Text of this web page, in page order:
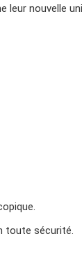
leur nouvelle
toute sécurité.